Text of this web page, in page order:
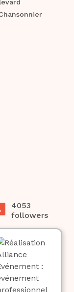
4053
followers